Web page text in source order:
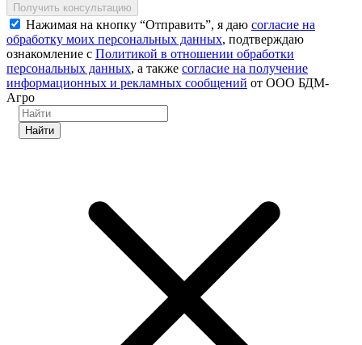
Получить консультацию
Нажимая на кнопку “Отправить”, я даю согласие на
обработку моих персональных данных, подтверждаю
ознакомление с Политикой в отношении обработки
персональных данных, а также согласие на получение
информационных и рекламных сообщений от ООО БДМ-
Агро
Найти